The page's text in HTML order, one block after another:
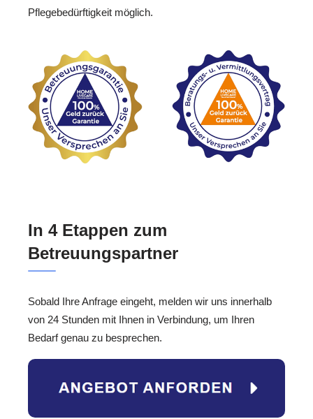
Pflegebedürftigkeit möglich.
In 4 Etappen zum
Betreuungspartner
Sobald Ihre Anfrage eingeht, melden wir uns innerhalb
von 24 Stunden mit Ihnen in Verbindung, um Ihren
Bedarf genau zu besprechen.